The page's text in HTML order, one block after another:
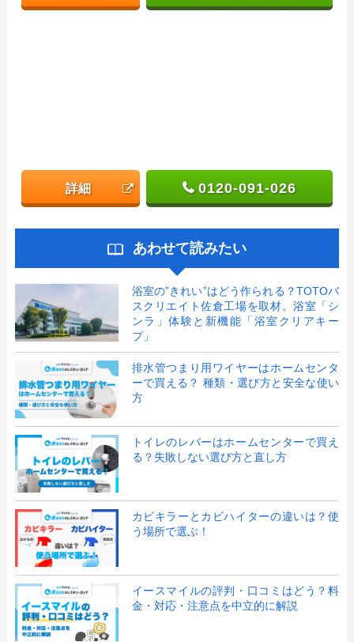
詳細 0120-091-026
あわせて読みたい
浴室の”きれい”はどう作られる？TOTOバ
スクリエイト佐倉工場を取材。浴室「シ
ンラ」体験と新機能「浴室クリアキー
プ」
排水管つまり用ワイヤーはホームセンタ
ーで買える？ 種類・選び方と安全な使い
方
トイレのレバーはホームセンターで買え
る？失敗しない選び方と直し方
カビキラーとカビハイターの違いは？使
う場所で選ぶ！
イースマイルの評判・口コミはどう？料
金・対応・注意点を中立的に解説